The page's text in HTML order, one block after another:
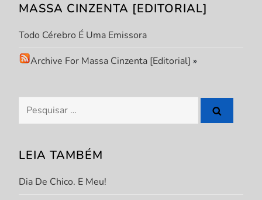
o
d
P
o
s
t
MASSA CINZENTA [EDITORIAL]
Todo Cérebro É Uma Emissora
Archive For Massa Cinzenta [Editorial] »
Pesquisar
por:
LEIA TAMBÉM
Dia De Chico. E Meu!